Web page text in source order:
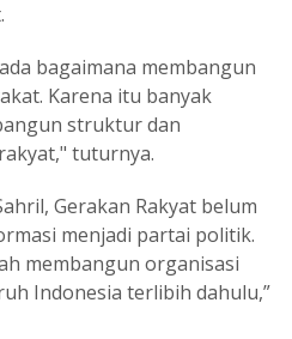
bagaimana membangun
Karena itu banyak
struktur dan
tuturnya.
Gerakan Rakyat belum
menjadi partai politik.
membangun organisasi
Indonesia terlibih dahulu,”